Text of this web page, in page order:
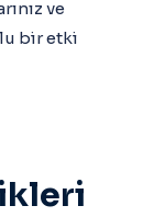
ve
bir etki